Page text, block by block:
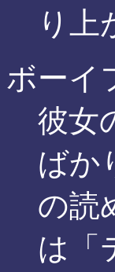
り上
ボーイ
彼女
ばか
の読
は「